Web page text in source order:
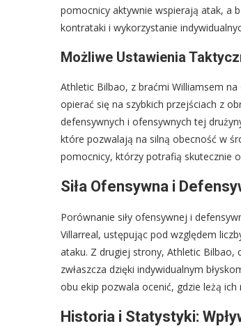
pomocnicy aktywnie wspierają atak, a
kontrataki i wykorzystanie
Możliwe Ustawienia
Athletic Bilbao, z braćmi Williamsem
opierać się na szybkich przejściach z
defensywnych i ofensywnych tej
które pozwalają na silną obecność w
pomocnicy, którzy potrafią skutecznie
Siła Ofensywna i
Porównanie siły ofensywnej i
Villarreal, ustępując pod względem
ataku. Z drugiej strony, Athletic
zwłaszcza dzięki indywidualnym
obu ekip pozwala ocenić, gdzie leżą
Historia i Statystyki: